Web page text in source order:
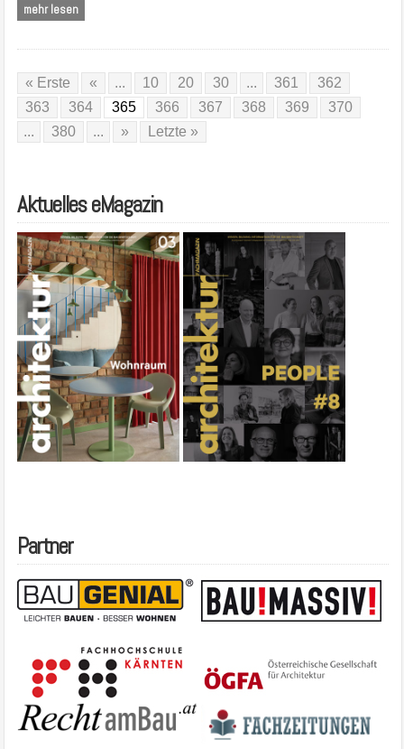
mehr lesen
« Erste « ... 10 20 30 ... 361
362
363
364 365 366 367 368 369
370
...
380 ... » Letzte »
Aktuelles eMagazin
Partner